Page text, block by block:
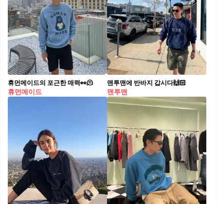
휴먼메이드의 포근한 매력👀🫠
휴먼메이드
맨투맨에 반바지 갑시다🙌🏻
맨투맨